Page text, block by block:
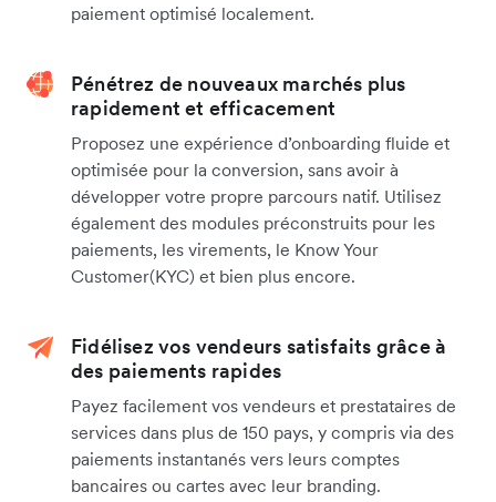
paiement optimisé localement.
Pénétrez de nouveaux marchés plus
rapidement et efficacement
Proposez une expérience d’onboarding fluide et
optimisée pour la conversion, sans avoir à
développer votre propre parcours natif. Utilisez
également des modules préconstruits pour les
paiements, les virements, le Know Your
Customer(KYC) et bien plus encore.
Fidélisez vos vendeurs satisfaits grâce à
des paiements rapides
Payez facilement vos vendeurs et prestataires de
services dans plus de 150 pays, y compris via des
paiements instantanés vers leurs comptes
bancaires ou cartes avec leur branding.